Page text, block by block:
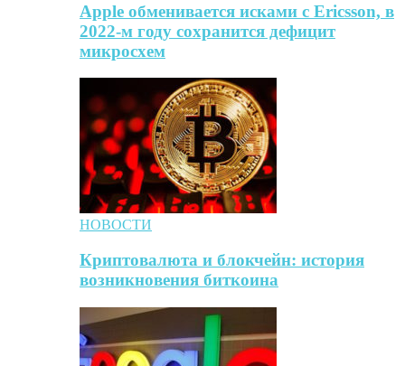
Apple обменивается исками с Ericsson, в
2022-м году сохранится дефицит
микросхем
НОВОСТИ
Криптовалюта и блокчейн: история
возникновения биткоина